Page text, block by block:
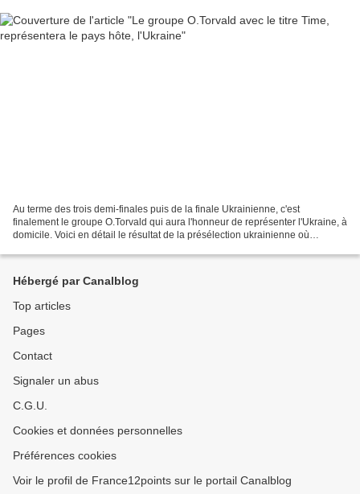
Au terme des trois demi-finales puis de la finale Ukrainienne, c'est
finalement le groupe O.Torvald qui aura l'honneur de représenter l'Ukraine, à
domicile. Voici en détail le résultat de la présélection ukrainienne où
Hébergé par Canalblog
Top articles
Pages
Contact
Signaler un abus
C.G.U.
Cookies et données personnelles
Préférences cookies
Voir le profil de France12points sur le portail Canalblog